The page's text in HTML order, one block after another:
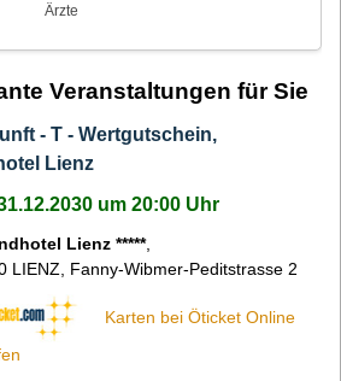
Ärzte
Veranstaltungen für Sie
- T - Wertgutschein,
Lienz
um 20:00 Uhr
Lienz *****,
LIENZ, Fanny-Wibmer-Peditstrasse 2
Karten bei Öticket Online